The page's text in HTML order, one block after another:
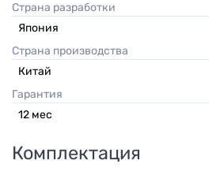
Страна разработки
Япония
Страна производства
Китай
Гарантия
12 мес
Комплектация